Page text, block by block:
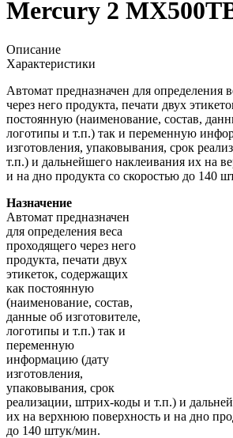
Mercury 2
Описание
Характеристики
Автомат предназначен для определения
через него продукта, печати двух
постоянную (наименование, состав,
логотипы и т.п.) так и переменную
изготовления, упаковывания, срок
т.п.) и дальнейшего наклеивания их на
и на дно продукта со скоростью до 140
Назначение
Автомат предназначен
для определения веса
проходящего через него
продукта, печати двух
этикеток, содержащих
как постоянную
(наименование, состав,
данные об изготовителе,
логотипы и т.п.) так и
переменную
информацию (дату
изготовления,
упаковывания, срок
реализации, штрих-коды и т.п.) и
их на верхнюю поверхность и на дно
до 140 штук/мин.